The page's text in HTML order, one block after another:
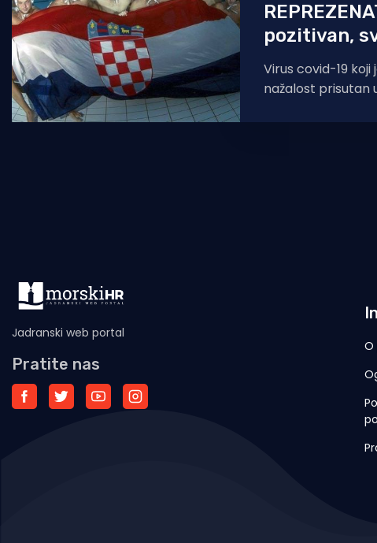
pozitivan,
Virus covid-19
nažalost prisutan
zaobišao
Jadranski web portal
Pratite nas
O